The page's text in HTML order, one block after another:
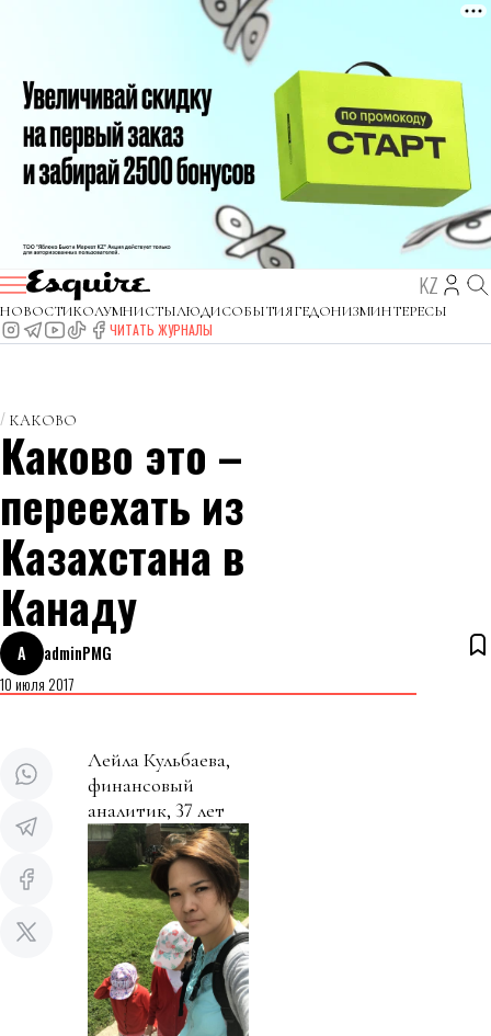
KZ
НОВОСТИКОЛУМНИСТЫЛЮДИСОБЫТИЯГЕДОНИЗМИНТЕРЕСЫ
ЧИТАТЬ ЖУРНАЛЫ
КАКОВО
Каково это –
переехать из
Казахстана в
Канаду
A
adminPMG
10 июля 2017
Лейла Кульбаева,
финансовый
аналитик, 37 лет